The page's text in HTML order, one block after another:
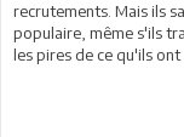
recrutements. Mais ils
populaire, même s'ils
les pires de ce qu'ils